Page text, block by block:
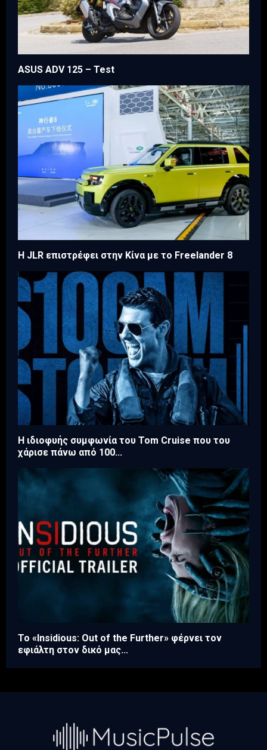
ASUS ADV 125 – Test
Η JLR επιστρέφει στην Κίνα με το Freelander 8
Η ιδιοφυής συμφωνία του Tom Cruise που του
χάρισε πάνω από 100...
Το «Insidious: Out of the Further» φέρνει τον
εφιάλτη στον δικό μας...